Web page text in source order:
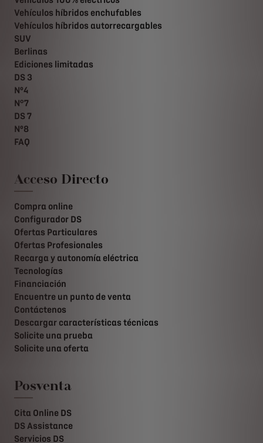
Vehículos híbridos enchufables
Vehículos híbridos autorrecargables
SUV
Berlinas
Ediciones limitadas
DS 3
Nº4
N°7
DS 7
Nº8
FAQ
Acceso Directo
Compra online
Configurador DS
Ofertas Particulares
Ofertas Profesionales
Recarga y autonomía eléctrica
Tecnologías
Financiación
Encuentre un punto de venta
Contáctenos
Descargar características técnicas
Solicite una prueba
Solicite una oferta
Posventa
Cita Online DS
DS Assistance
Servicios DS